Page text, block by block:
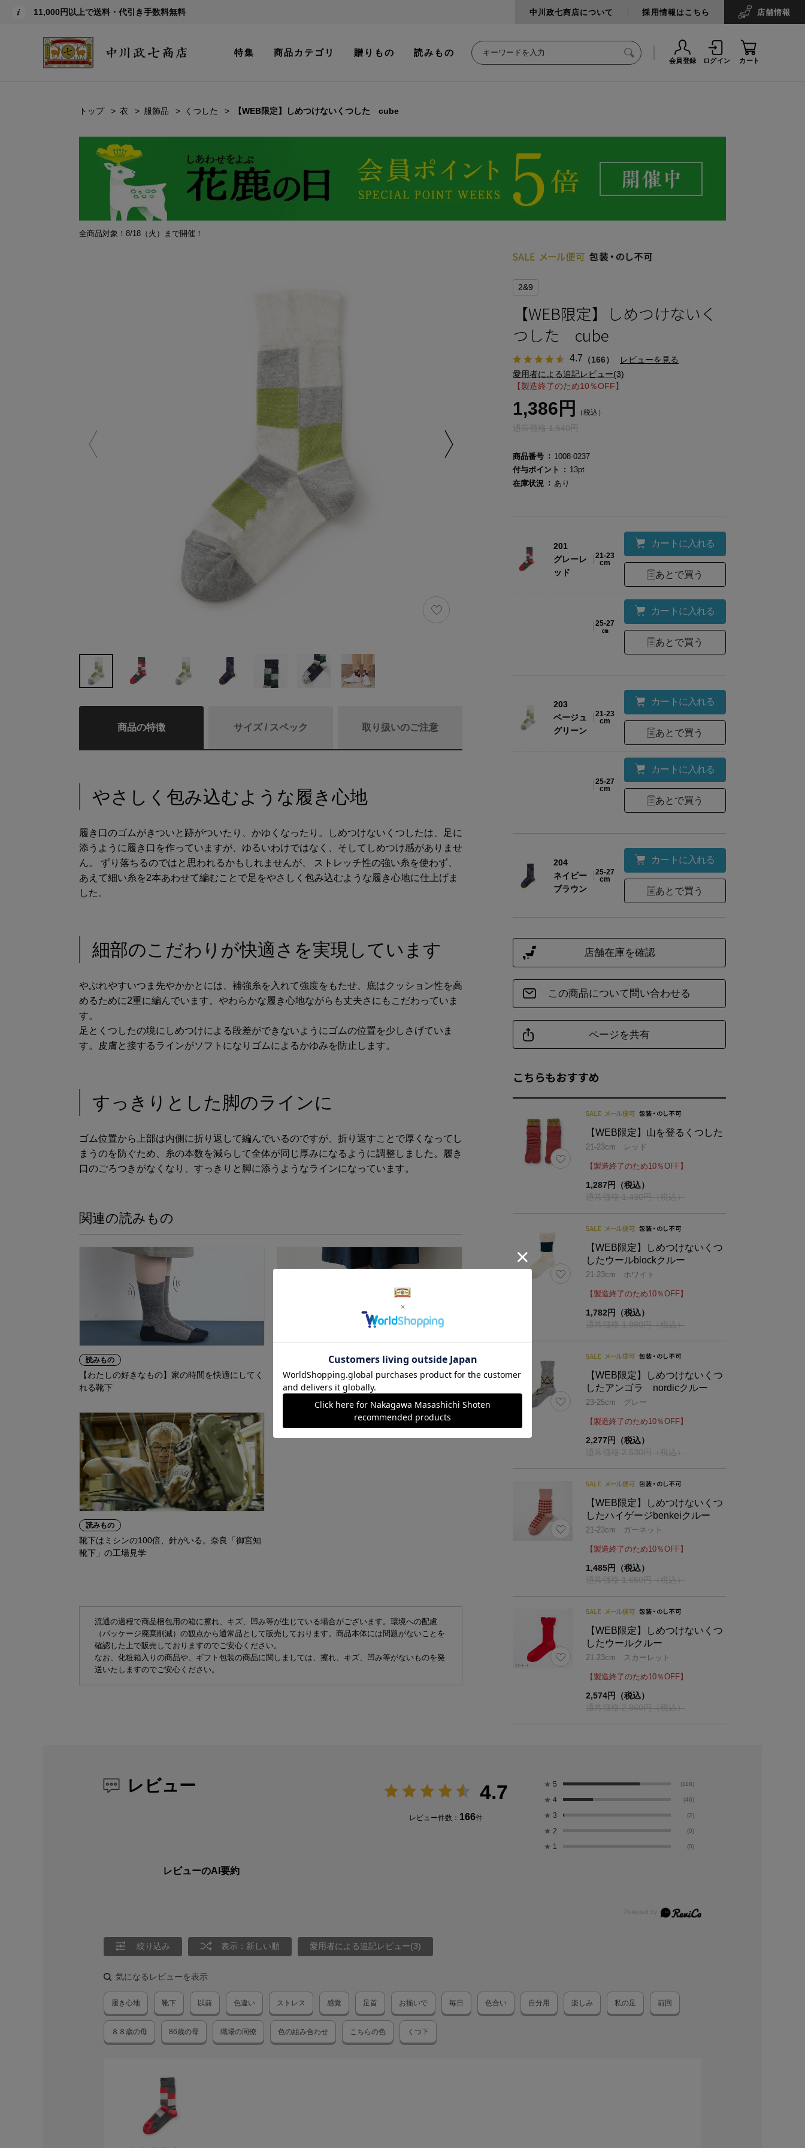
11,000円以上で送料・代引き手数料無料 中川政七商店について 採用情報はこちら 店舗情報
特集 商品カテゴリ 贈りもの 読みもの
会員登録 ログイン カート
トップ 衣 服飾品 くつした 【WEB限定】しめつけないくつした cube
全商品対象！8/18（火）まで開催！
商品の特徴 サイズ / スペック 取り扱いのご注意
やさしく包み込むような履き心地
履き口のゴムがきついと跡がついたり、かゆくなったり。しめつけないくつしたは、足に
添うように履き口を作っていますが、ゆるいわけではなく、そしてしめつけ感がありませ
ん。 ずり落ちるのではと思われるかもしれませんが、 ストレッチ性の強い糸を使わず、
あえて細い糸を2本あわせて編むことで足をやさしく包み込むような履き心地に仕上げま
した。
細部のこだわりが快適さを実現しています
やぶれやすいつま先やかかとには、補強糸を入れて強度をもたせ、底はクッション性を高
めるために2重に編んでいます。やわらかな履き心地ながらも丈夫さにもこだわっていま
す。
足とくつしたの境にしめつけによる段差ができないようにゴムの位置を少しさげていま
す。皮膚と接するラインがソフトになりゴムによるかゆみを防止します。
すっきりとした脚のラインに
ゴム位置から上部は内側に折り返して編んでいるのですが、折り返すことで厚くなってし
まうのを防ぐため、糸の本数を減らして全体が同じ厚みになるように調整しました。履き
口のごろつきがなくなり、すっきりと脚に添うようなラインになっています。
関連の読みもの
読みもの
【わたしの好きなもの】家の時間を快適にしてく
れる靴下
中川政七商店のものづくり実況レポート。実は日
本一の産地、奈良の靴下づくりとは？
読みもの
靴下はミシンの100倍、針がいる。奈良「御宮知
靴下」の工場見学
商品リニューアルについてのお知らせ
商品名
異なる場合がございます。中身の商品は同一の
ので、ご了承くださいませ。
仕様 右足土踏まず部分に2&9のロゴマーク入り
商品サイズ
サイズ 丈
23～25
流通の過程で商品梱包用の箱に擦れ、キズ、凹み等が生じている場合がございます。環境への配慮
（パッケージ廃棄削減）の観点から通常品として販売しております。商品本体には問題がないことを
確認した上で販売しておりますのでご安心ください。
なお、化粧箱入りの商品や、ギフト包装の商品に関しましては、擦れ、キズ、凹み等がないものを発
送いたしますのでご安心ください。
2&9
【WEB限定】しめつけないく
つした cube
4.7 （166）
レビューを見る
愛用者による追記レビュー(3)
【製造終了のため10％OFF】
1,386円 （税込）
通常価格 1,540円
商品番号
1008-0237
付与ポイント
13pt
在庫状況
あり
201
グレーレ
ッド
21-23
cm
カートに入れる
あとで買う
25-27
㎝
カートに入れる
あとで買う
203
ベージュ
グリーン
21-23
cm
カートに入れる
あとで買う
25-27
cm
カートに入れる
あとで買う
204
ネイビー
ブラウン
25-27
cm
カートに入れる
あとで買う
こちらもおすすめ
【WEB限定】山を登るくつした
21-23cm レッド
【製造終了のため10％OFF】
1,287円（税込）
通常価格 1,430円（税込）
【WEB限定】しめつけないくつ
したウールblockクルー
21-23cm ホワイト
【製造終了のため10％OFF】
1,782円（税込）
通常価格 1,980円（税込）
【WEB限定】しめつけないくつ
したアンゴラ nordicクルー
23-25cm グレー
【製造終了のため10％OFF】
2,277円（税込）
通常価格 2,530円（税込）
【WEB限定】しめつけないくつ
したハイゲージbenkeiクルー
21-23cm ガーネット
【製造終了のため10％OFF】
1,485円（税込）
通常価格 1,650円（税込）
【WEB限定】しめつけないくつ
したウールクルー
21-23cm スカーレット
【製造終了のため10％OFF】
2,574円（税込）
通常価格 2,860円（税込）
この商品について問い合わせる
ページを共有
店舗在庫を確認
レビュー 4.7
レビュー件数： 166件
★ 5 (118)
★ 4 (46)
★ 3 (2)
★ 2 (0)
★ 1 (0)
レビューのAI要約
絞り込み 表示：新しい順 愛用者による追記レビュー(3)
気になるレビューを表示
履き心地 靴下 以前 色違い ストレス 感覚 足首 お揃いで 毎日 色合い 自分用 楽しみ 私の足 前回
８８歳の母 86歳の母 職場の同僚 色の組み合わせ こちらの色 くつ下